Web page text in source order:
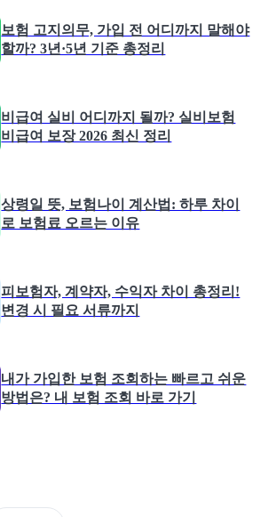
보험 고지의무, 가입 전 어디까지 말해야
할까? 3년·5년 기준 총정리
비급여 실비 어디까지 될까? 실비보험
비급여 보장 2026 최신 정리
상령일 뜻, 보험나이 계산법: 하루 차이
로 보험료 오르는 이유
피보험자, 계약자, 수익자 차이 총정리!
변경 시 필요 서류까지
내가 가입한 보험 조회하는 빠르고 쉬운
방법은? 내 보험 조회 바로 가기